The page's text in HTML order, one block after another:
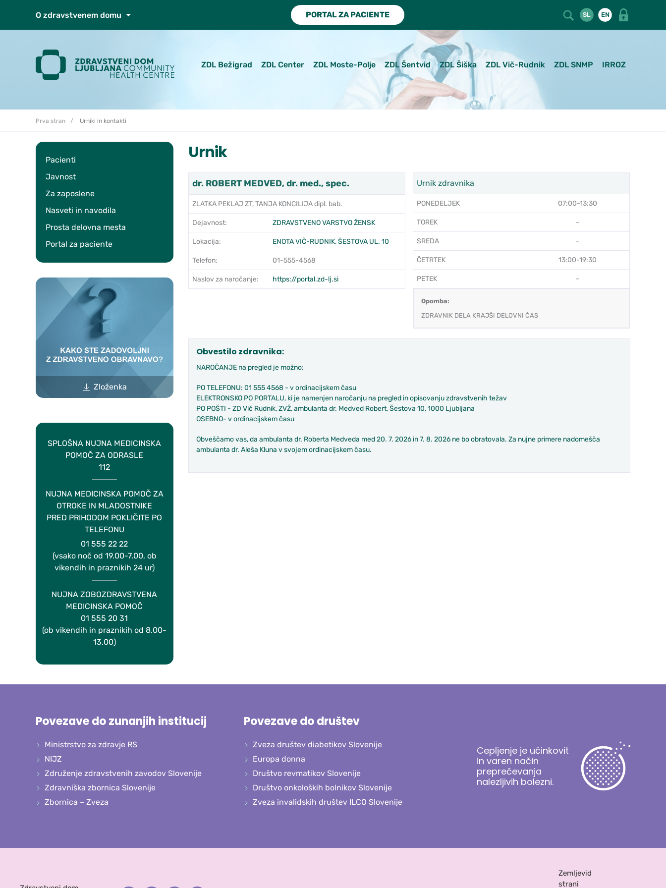
O zdravstvenem domu
PORTAL ZA PACIENTE SL EN
ZDL Bežigrad ZDL Center ZDL Moste-Polje ZDL Šentvid ZDL Šiška ZDL Vič-Rudnik ZDL SNMP IRROZ
Prva stran Urniki in kontakti
Pacienti
Javnost
Za zaposlene
Nasveti in navodila
Prosta delovna mesta
Portal za paciente
Zloženka
SPLOŠNA NUJNA MEDICINSKA
POMOČ ZA ODRASLE
112
NUJNA MEDICINSKA POMOČ ZA
OTROKE IN MLADOSTNIKE
PRED PRIHODOM POKLIČITE PO
TELEFONU
01 555 22 22
(vsako noč od 19.00-7.00, ob
vikendih in praznikih 24 ur)
NUJNA ZOBOZDRAVSTVENA
MEDICINSKA POMOČ
01 555 20 31
(ob vikendih in praznikih od 8.00-
13.00)
Urnik
dr. ROBERT MEDVED, dr. med., spec.
ZLATKA PEKLAJ ZT, TANJA KONCILIJA dipl. bab.
Dejavnost: ZDRAVSTVENO VARSTVO ŽENSK
Lokacija: ENOTA VIČ-RUDNIK, ŠESTOVA UL. 10
Telefon: 01-555-4568
Naslov za naročanje: https://portal.zd-lj.si
Urnik zdravnika
PONEDELJEK 07:00-13:30
TOREK -
SREDA -
ČETRTEK 13:00-19:30
PETEK -
Opomba:
ZDRAVNIK DELA KRAJŠI DELOVNI ČAS
Obvestilo zdravnika:
NAROČANJE na pregled je možno:
PO TELEFONU: 01 555 4568 - v ordinacijskem času
ELEKTRONSKO PO PORTALU, ki je namenjen naročanju na pregled in opisovanju zdravstvenih težav
PO POŠTI - ZD Vič Rudnik, ZVŽ, ambulanta dr. Medved Robert, Šestova 10, 1000 Ljubljana
OSEBNO- v ordinacijskem času
Obveščamo vas, da ambulanta dr. Roberta Medveda med 20. 7. 2026 in 7. 8. 2026 ne bo obratovala. Za nujne primere nadomešča
ambulanta dr. Aleša Kluna v svojem ordinacijskem času.
Povezave do zunanjih institucij
Ministrstvo za zdravje RS
NIJZ
Združenje zdravstvenih zavodov Slovenije
Zdravniška zbornica Slovenije
Zbornica – Zveza
Povezave do društev
Zveza društev diabetikov Slovenije
Europa donna
Društvo revmatikov Slovenije
Društvo onkoloških bolnikov Slovenije
Zveza invalidskih društev ILCO Slovenije
Cepljenje je učinkovit
in varen način
preprečevanja
nalezljivih bolezni.
Zemljevid
strani